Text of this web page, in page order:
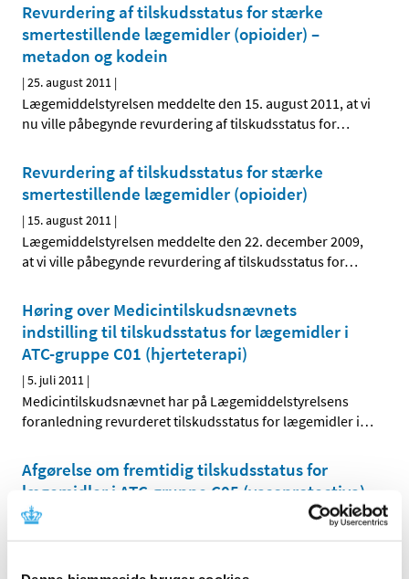
Revurdering af tilskudsstatus for stærke
smertestillende lægemidler (opioider) –
metadon og kodein
|25. august 2011 |
Lægemiddelstyrelsen meddelte den 15. august 2011, at vi
nu ville påbegynde revurdering af tilskudsstatus for…
Revurdering af tilskudsstatus for stærke
smertestillende lægemidler (opioider)
| 15. august 2011 |
Lægemiddelstyrelsen meddelte den 22. december 2009,
at vi ville påbegynde revurdering af tilskudsstatus for…
Høring over Medicintilskudsnævnets
indstilling til tilskudsstatus for lægemidler i
ATC-gruppe C01 (hjerteterapi)
|5. juli 2011 |
Medicintilskudsnævnet har på Lægemiddelstyrelsens
foranledning revurderet tilskudsstatus for lægemidler i…
Afgørelse om fremtidig tilskudsstatus for
lægemidler i ATC-gruppe C05 (vasoprotectiva)
|28. juni 2011
Lægemiddelstyrelsen har den 27. juni 2011 truffet